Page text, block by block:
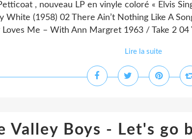
, nouveau LP en vinyle coloré « Elvis
White (1958) 02 There Ain’t Nothing Like A
Loves Me – With Ann Margret 1963 / Take 2 04
Lire la suite
Valley Boys - Let's go